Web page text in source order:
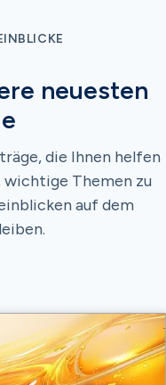
neuesten
die Ihnen helfen
wichtige Themen zu
auf dem